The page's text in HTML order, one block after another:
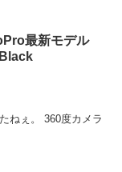
最新モデル
ねぇ。 360度カメラ